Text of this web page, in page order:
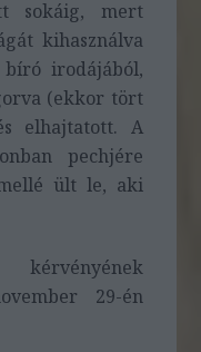
sokáig, mert
kihasználva
irodájából,
(ekkor tört
elhajtatott. A
pechjére
ült le, aki
29-én